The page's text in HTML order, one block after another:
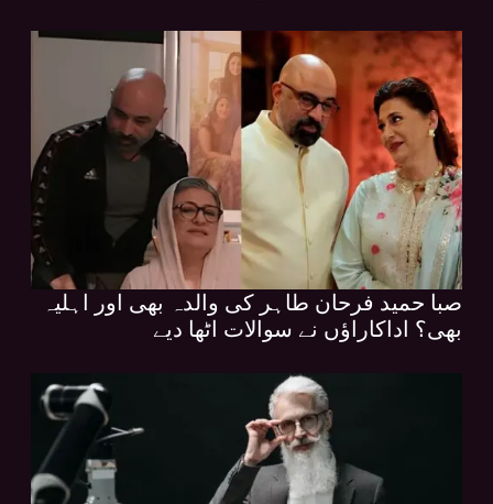
صبا حمید فرحان طاہر کی والدہ بھی اور اہلیہ
بھی؟ اداکاراؤں نے سوالات اٹھا دیے